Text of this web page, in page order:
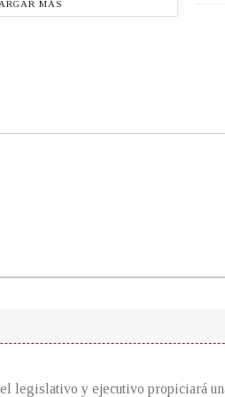
MÁS
legislativo y ejecutivo propiciará